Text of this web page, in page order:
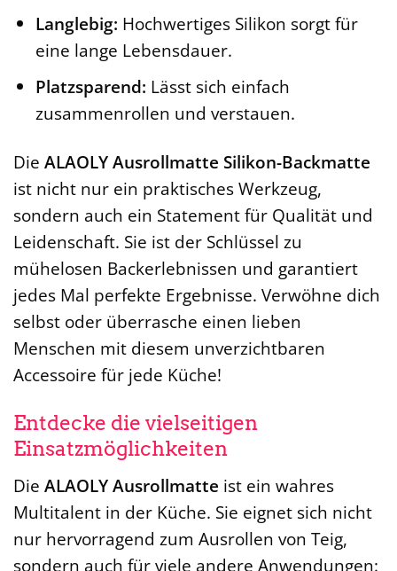
Langlebig: Hochwertiges Silikon sorgt für
eine lange Lebensdauer.
Platzsparend: Lässt sich einfach
zusammenrollen und verstauen.
Die ALAOLY Ausrollmatte Silikon-Backmatte
ist nicht nur ein praktisches Werkzeug,
sondern auch ein Statement für Qualität und
Leidenschaft. Sie ist der Schlüssel zu
mühelosen Backerlebnissen und garantiert
jedes Mal perfekte Ergebnisse. Verwöhne dich
selbst oder überrasche einen lieben
Menschen mit diesem unverzichtbaren
Accessoire für jede Küche!
Entdecke die vielseitigen
Einsatzmöglichkeiten
Die ALAOLY Ausrollmatte ist ein wahres
Multitalent in der Küche. Sie eignet sich nicht
nur hervorragend zum Ausrollen von Teig,
sondern auch für viele andere Anwendungen: